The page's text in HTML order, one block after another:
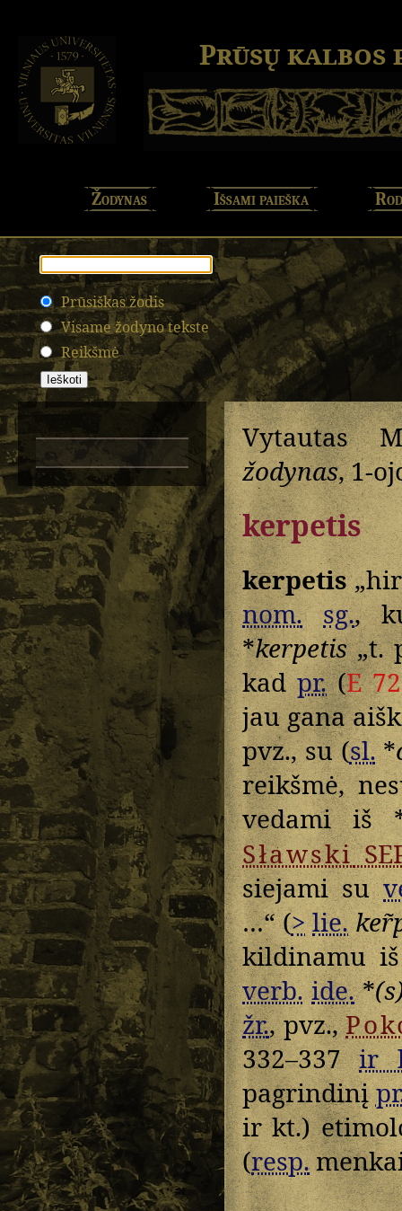
Prūsų kalbos
Žodynas Išsami paieška
Prūsiškas žodis
Visame žodyno tekste
Reikšmė
Vytautas
žodynas, 1-
kerpetis
kerpetis
nom.
sg.,
*kerpetis„t.
kadpr.(E 72
jau gana
pvz., su (sl.*
reikšmė,
vedami iš
Sławski
siejami su
…“ (>lie.
kildinamu
verb. ide.*
žr., pvz.,
332–337ir
pagrindinį
ir kt.)
(resp.